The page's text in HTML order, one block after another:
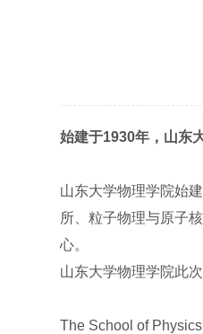
始建于1930年，山东
山东大学物理学院始
所、粒子物理与原子
心。
山东大学物理学院此
The School of